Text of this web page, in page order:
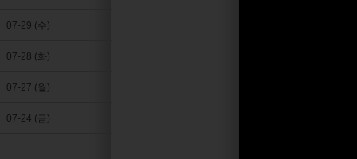
07-29 (수)
07-28 (화)
07-27 (월)
07-24 (금)